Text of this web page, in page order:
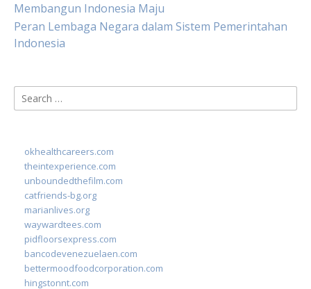
Membangun Indonesia Maju
Peran Lembaga Negara dalam Sistem Pemerintahan
Indonesia
Search
for:
okhealthcareers.com
theintexperience.com
unboundedthefilm.com
catfriends-bg.org
marianlives.org
waywardtees.com
pidfloorsexpress.com
bancodevenezuelaen.com
bettermoodfoodcorporation.com
hingstonnt.com